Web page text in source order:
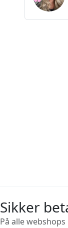
Sikker
På alle webshops